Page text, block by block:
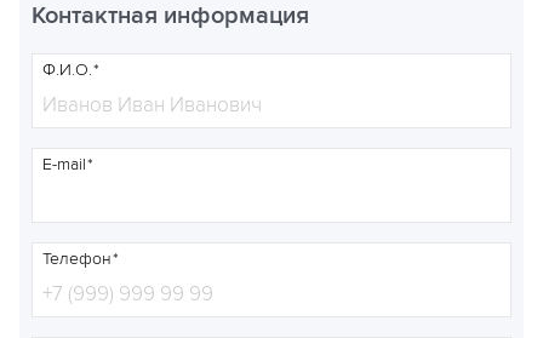
Контактная информация
Ф.И.О.
E-mail
Телефон